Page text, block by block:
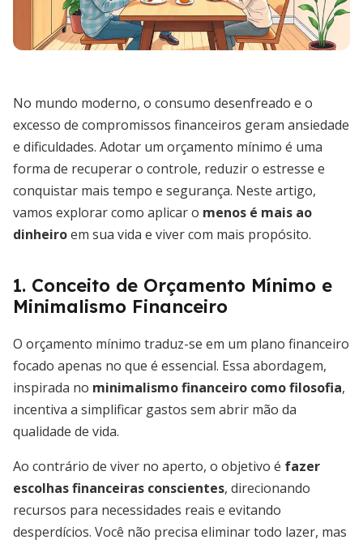
No mundo moderno, o consumo desenfreado e o
excesso de compromissos financeiros geram ansiedade
e dificuldades. Adotar um orçamento mínimo é uma
forma de recuperar o controle, reduzir o estresse e
conquistar mais tempo e segurança. Neste artigo,
vamos explorar como aplicar o menos é mais ao
dinheiroem sua vida e viver com mais propósito.
1. Conceito de Orçamento Mínimo e
Minimalismo Financeiro
O orçamento mínimo traduz-se em um plano financeiro
focado apenas no que é essencial. Essa abordagem,
inspirada no minimalismo financeiro como filosofia,
incentiva a simplificar gastos sem abrir mão da
qualidade de vida.
Ao contrário de viver no aperto, o objetivo é fazer
escolhas financeiras conscientes, direcionando
recursos para necessidades reais e evitando
desperdícios. Você não precisa eliminar todo lazer, mas